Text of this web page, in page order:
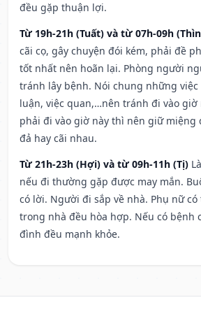
đều gặp thuận lợi.
Từ 19h-21h (Tuất) và từ 07h-09h
cãi cọ, gây chuyện đói kém, phải đề
tốt nhất nên hoãn lại. Phòng người
tránh lây bệnh. Nói chung những
luận, việc quan,…nên tránh đi vào giờ
phải đi vào giờ này thì nên giữ miệng
đả hay cãi nhau.
Từ 21h-23h (Hợi) và từ 09h-11h (Tị)
nếu đi thường gặp được may mắn.
có lời. Người đi sắp về nhà. Phụ nữ
trong nhà đều hòa hợp. Nếu có bệnh
đình đều mạnh khỏe.